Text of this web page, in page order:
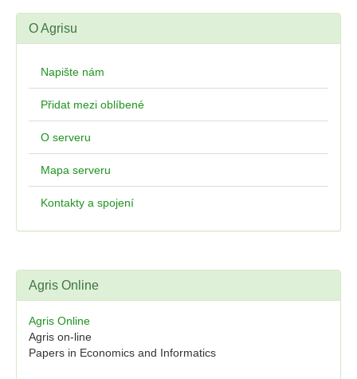
O Agrisu
Napište nám
Přidat mezi oblíbené
O serveru
Mapa serveru
Kontakty a spojení
Agris Online
Agris Online
Agris on-line
Papers in Economics and Informatics